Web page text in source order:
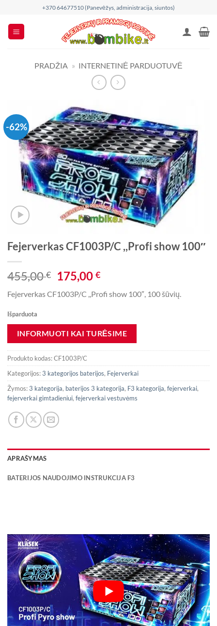
content
+370 64677510 (Panevėžys, administracija, siuntos)
PRADŽIA » INTERNETINĖ PARDUOTUVĖ
-62%
Fejerverkas CF1003P/C ,,Profi show 100″
455,00€
Original
price
was:
175,00€Current
is:
Fejerverkas CF1003P/C ,,Profi show 100″, 100 šūvių.
Išparduota
Produkto kodas:CF1003P/C
Kategorijos:3 kategorijos baterijos, Fejerverkai
Žymos:3 kategorija, baterijos 3 kategorija, F3 kategorija, fejerverkai,
fejerverkai gimtadieniui, fejerverkai vestuvėms
APRAŠYMAS
BATERIJOS NAUDOJIMO INSTRUKCIJA F3